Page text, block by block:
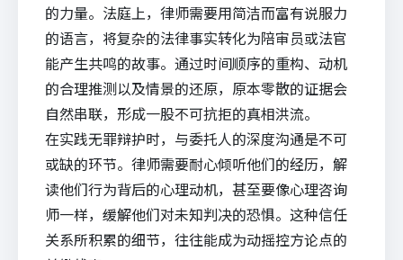
的力量。法庭上，律师需要用简洁而富有说服力
的语言，将复杂的法律事实转化为陪审员或法官
能产生共鸣的故事。通过时间顺序的重构、动机
的合理推测以及情景的还原，原本零散的证据会
自然串联，形成一股不可抗拒的真相洪流。
在实践无罪辩护时，与委托人的深度沟通是不可
或缺的环节。律师需要耐心倾听他们的经历，解
读他们行为背后的心理动机，甚至要像心理咨询
师一样，缓解他们对未知判决的恐惧。这种信任
关系所积累的细节，往往能成为动摇控方论点的